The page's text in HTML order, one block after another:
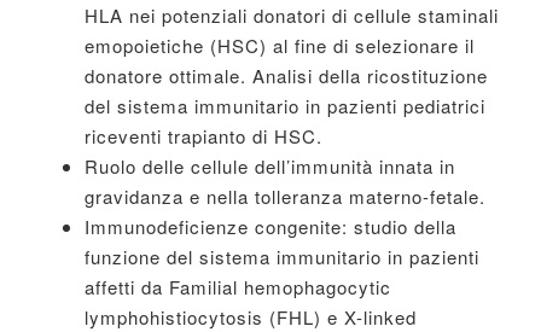
HLA nei potenziali donatori di cellule staminali
emopoietiche (HSC) al fine di selezionare il
donatore ottimale. Analisi della ricostituzione
del sistema immunitario in pazienti pediatrici
riceventi trapianto di HSC.
Ruolo delle cellule dell’immunità innata in
gravidanza e nella tolleranza materno-fetale.
Immunodeficienze congenite: studio della
funzione del sistema immunitario in pazienti
affetti da Familial hemophagocytic
lymphohistiocytosis (FHL) e X-linked